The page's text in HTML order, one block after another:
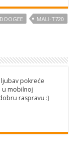
DOOGEE
MALI-T720
pokreće
u mobilnoj
raspravu :)